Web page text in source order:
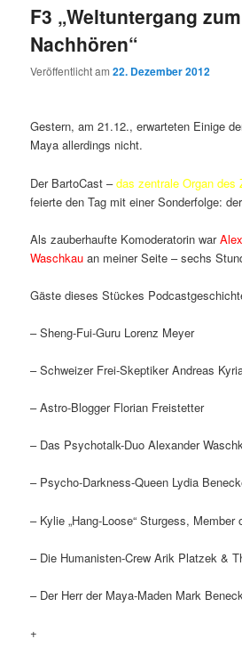
F3 „Weltuntergang zum
Nachhören“
Veröffentlicht am22. Dezember 2012
Gestern, am 21.12., erwarteten Einige
Maya allerdings nicht.
Der BartoCast –das zentrale Organ des
feierte den Tag mit einer Sonderfolge:
Als zauberhaufte Komoderatorin war
Waschkau an meiner Seite – sechs
Gäste dieses Stückes
– Sheng-Fui-Guru Lorenz Meyer
– Schweizer Frei-Skeptiker Andreas
– Astro-Blogger Florian Freistetter
– Das Psychotalk-Duo Alexander
– Psycho-Darkness-Queen Lydia
– Kylie „Hang-Loose“ Sturgess,
– Die Humanisten-Crew Arik Platzek &
– Der Herr der Maya-Maden Mark
+